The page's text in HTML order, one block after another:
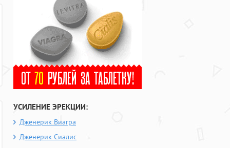
УСИЛЕНИЕ ЭРЕКЦИИ:
Дженерик Виагра
Дженерик Сиалис